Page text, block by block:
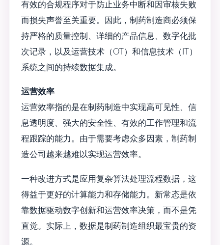
有效的合规程序对于防止业务中断和因审核失败
而损失声誉至关重要。因此，制药制造商必须保
持严格的质量控制、详细的产品信息、数字化批
次记录，以及运营技术（OT）和信息技术（IT）
系统之间的持续数据集成。
运营效率
运营效率指的是在制药制造中实现高可见性、信
息透明度、强大的安全性、有效的工作管理和流
程跟踪的能力。由于需要考虑众多因素，制药制
造公司越来越难以实现运营效率。
一种改进方式是应用复杂算法处理流程数据，这
得益于更好的计算能力和存储能力。新常态是依
靠数据驱动数字创新和运营效率决策，而不是凭
直觉。实际上，数据是制药制造组织最宝贵的资
源。